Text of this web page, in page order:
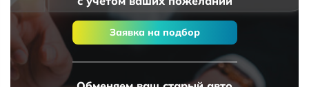
Заявка на подбор